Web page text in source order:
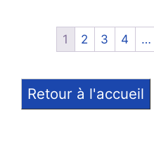
1 2 3 4 …
Retour à l'accueil